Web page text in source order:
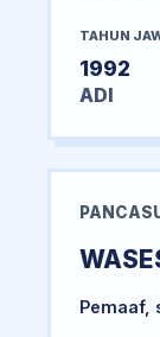
TAHUN
1992
ADI
Pemaaf,